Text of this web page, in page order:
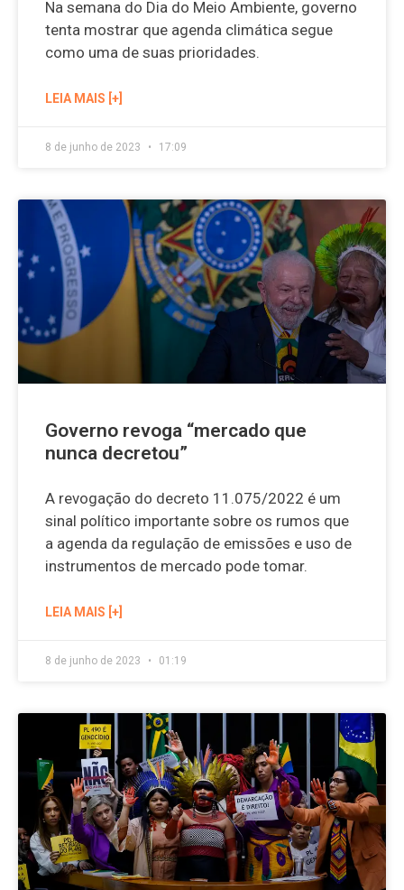
Na semana do Dia do Meio Ambiente, governo
tenta mostrar que agenda climática segue
como uma de suas prioridades.
LEIA MAIS [+]
8 de junho de 2023 17:09
Governo revoga “mercado que
nunca decretou”
A revogação do decreto 11.075/2022 é um
sinal político importante sobre os rumos que
a agenda da regulação de emissões e uso de
instrumentos de mercado pode tomar.
LEIA MAIS [+]
8 de junho de 2023 01:19